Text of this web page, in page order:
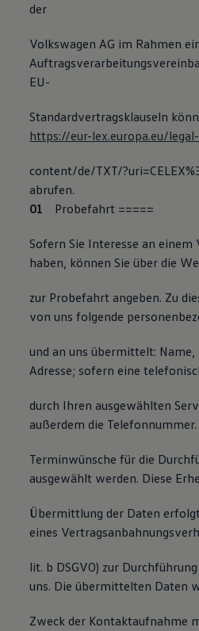
der
Volkswagen AG im Rahmen
EU-
Standardvertragsklauseln
https://eur-lex.europa.eu/legal-
content/de/TXT/
abrufen.
Probefahrt =====
Sofern Sie Interesse an einem
haben, können Sie über die
zur Probefahrt angeben. Zu
von uns folgende
und an uns übermittelt:
Adresse; sofern eine
durch Ihren ausgewählten
außerdem die
Terminwünsche für die
ausgewählt werden. Diese
Übermittlung der Daten
eines
lit. b DSGVO) zur
uns. Die übermittelten Daten
Zweck der Kontaktaufnahme